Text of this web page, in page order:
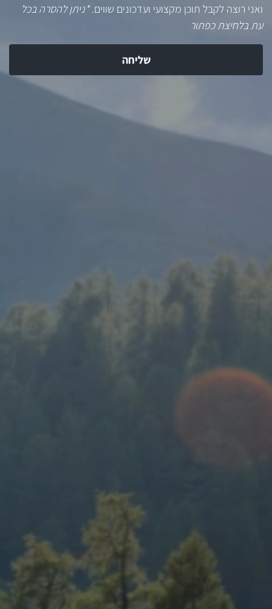
ואני רוצה לקבל תוכן מקצועי ועדכונים שווים.*ניתן להסרה בכל
עת בלחיצת כפתור
שליחה